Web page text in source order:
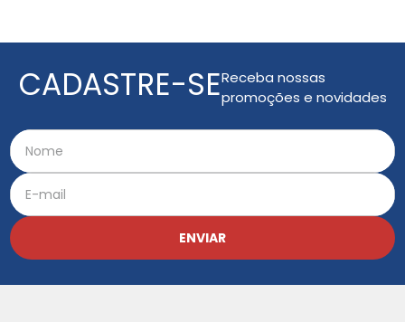
CADASTRE-SEReceba nossas
promoções e novidades
ENVIAR